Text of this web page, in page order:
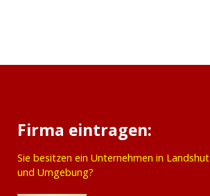
Firma eintragen:
Sie besitzen ein Unternehmen in Landshut
und Umgebung?